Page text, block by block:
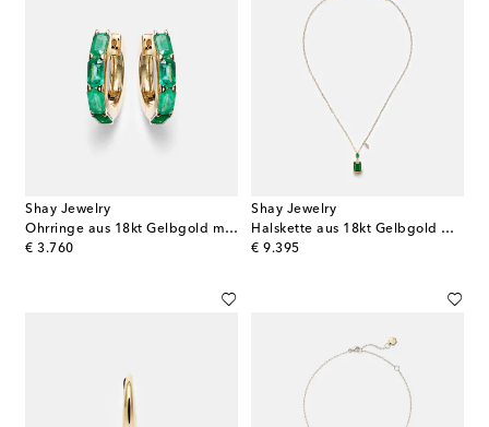
Shay Jewelry
Ohrringe aus 18kt Gelbgold mit Smaragden
€ 3.760
original price
Shay Jewelry
Halskette aus 18kt Gelbgold mit Diamant und Smaragden
€ 9.395
original price